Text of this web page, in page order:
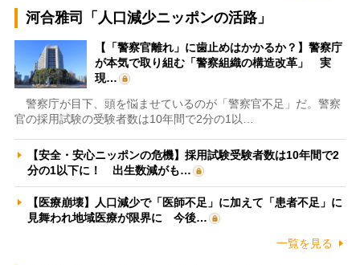
河合雅司「人口減少ニッポンの活路」
【「警察官離れ」に歯止めはかかるか？】警察庁
が本気で取り組む「警察組織の構造改革」 実
現…
警察庁が目下、頭を悩ませているのが「警察官不足」だ。警察
官の採用試験の受験者数は10年間で2分の1以…
【安全・安心ニッポンの危機】採用試験受験者数は10年間で2
分の1以下に！ 出生数減がも…
【医療崩壊】人口減少で「医師不足」に加えて「患者不足」に
見舞われ地域医療が限界に 今後…
一覧を見る